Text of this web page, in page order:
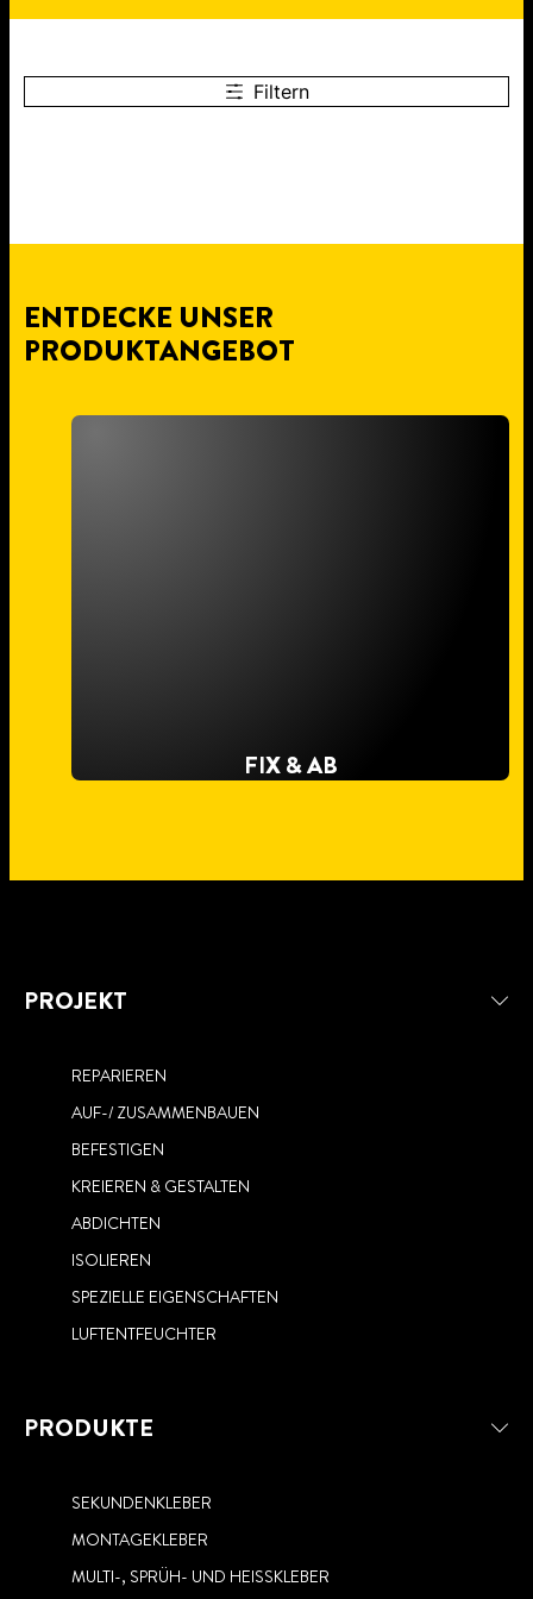
Filtern
ENTDECKE UNSER
PRODUKTANGEBOT
FIX & AB
ALLES-, SPRÜH- UND HEISSKLEBER
SEKUNDENKLEBER
PROJEKT
REPARIEREN
AUF-/ ZUSAMMENBAUEN
BEFESTIGEN
KREIEREN & GESTALTEN
ABDICHTEN
ISOLIEREN
SPEZIELLE EIGENSCHAFTEN
LUFTENTFEUCHTER
PRODUKTE
SEKUNDENKLEBER
MONTAGEKLEBER
MULTI-, SPRÜH- UND HEISSKLEBER